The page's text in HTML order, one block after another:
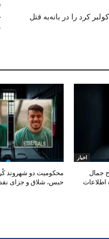
کرد را در بانەبە قتل
اخبار
جمال
اطلاعات
محکومیت دو شهروند
حبس، شلاق و جزای